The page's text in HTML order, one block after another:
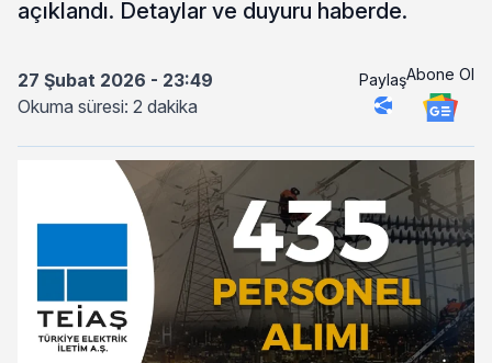
açıklandı. Detaylar ve duyuru haberde.
27 Şubat 2026 - 23:49
Okuma süresi: 2 dakika
PaylaşAbone Ol